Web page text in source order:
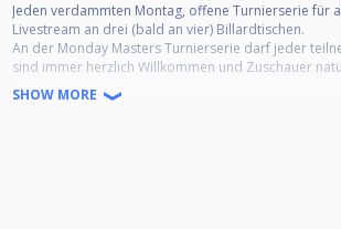
Jeden verdammten Montag, offene Turnierserie für
Livestream an drei (bald an vier) Billardtischen.
An der Monday Masters Turnierserie darf jeder
sind immer herzlich Willkommen und Zuschauer
Turnierbeginn: 19:00 Uhr, Akkreditierungsfrist: 18:45
SHOW MORE